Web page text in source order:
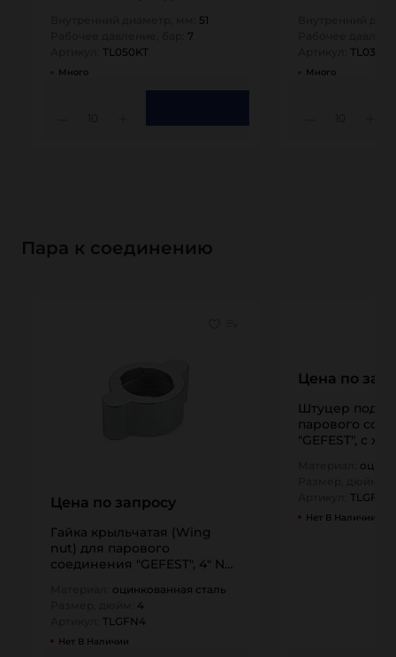
51
7
TL050KT
Много
TL032KT
Много
Пара к соединению
Цена по запросу
Гайка крыльчатая (Wing
nut) для парового
соединения "GEFEST", 4" NPT
оцинкованная сталь
4
TLGFN4
Нет В Наличии
Цена по
Штуцер под
парового
"GEFEST", с
TLGFF4
Нет В Наличии